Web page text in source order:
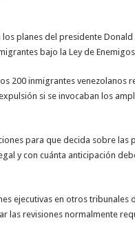
planes del presidente
bajo la Ley de
200 inmigrantes venezolanos
si se invocaban los
para que decida sobre las
y con cuánta anticipación
ejecutivas en otros tribunales
las revisiones normalmente